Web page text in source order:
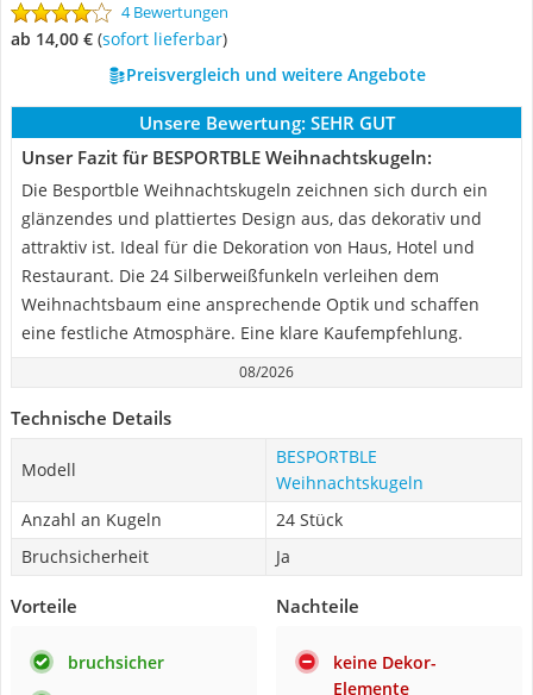
4 Bewertungen
ab 14,00 € ( Sofort lieferbar)
Preisvergleich und weitere Angebote
Unsere Bewertung: SEHR GUT
Unser Fazit für BESPORTBLE Weihnachtskugeln:
Die Besportble Weihnachtskugeln zeichnen sich durch ein
glänzendes und plattiertes Design aus, das dekorativ und
attraktiv ist. Ideal für die Dekoration von Haus, Hotel und
Restaurant. Die 24 Silberweißfunkeln verleihen dem
Weihnachtsbaum eine ansprechende Optik und schaffen
eine festliche Atmosphäre. Eine klare Kaufempfehlung.
08/2026
Technische Details
Modell
BESPORTBLE
Weihnachtskugeln
Anzahl an Kugeln
24 Stück
Bruchsicherheit
Ja
Vorteile
bruchsicher
Nachteile
keine Dekor-
Elemente